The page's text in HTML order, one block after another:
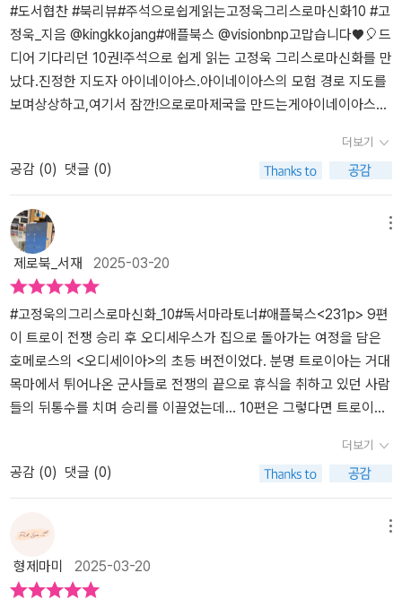
지만 포기하지 않고 앞으로 나아간다. 영웅들이 실수를 할 때 세상에
완벽한 사람은 없음을 알게 되고 위로 받기도 한다. 하지만 실수를 인
정하고 되풀이하지 않기 위해 노력하는 모습은 지금을 살아가는 우리
에게도 필요한 마음이다특히 아이네이아스의 지도자로서의 책임감과
용기있는 모습은 현재를 살아가는 우리에게 진정한 리더의 모습에 대
그리스로마 신화 》에필로그 '인문학의 큰 산, 그리스로마신화' 실려있
다.'그리스로마신화'가 무엇인지, 그 안에 담긴 의미와 가치, 제기되는
문제들 등 우리가 그리스로마신화 를 읽으며 고민해야 봐야한다. 어
린이들은 학습만화로 먼저 그리스로마신화를 접해서 많이 친숙하다.
만화에서 한발 더 나아가 《주석으로 쉽게 읽는 고정욱 그리스로마 신
화》를 함께 읽으면서 좀더 깊게 읽을 수 있으면 좋겠다@visionbnp
에서 좋은 책 보내주셔서 잘 읽었습니다 감사합니다 <출판사로부터
제공받은 책을 읽고 작성한 주관적인 글입니다>
읽기에 정말 좋아요!
#도서협찬 #북리뷰#주석으로쉽게읽는고정욱그리스로마신화10 #고
정욱_지음 @kingkkojang#애플북스 @visionbnp고맙습니다♥🎈드
디어 기다리던 10권!주석으로 쉽게 읽는 고정욱 그리스로마신화를 만
났다.진정한 지도자 아이네이아스.아이네이아스의 모험 경로 지도를
보며상상하고,여기서 잠깐!으로로마제국을 만드는게아이네이아스의
도 좋아하는 그리스로마신화.흥미진진한 이야기와주석이 있어 더 재
밌게 보게 된다.구전으로 전해지는 건국신화를알고,우리나라 건국신
화를 이야기 나누며하르피아이,거인,영웅이 등장하는그리스로마신화
의 매력에 함께 빠져든다.신화이야기와 함께 로마의 역사에도관심가
지게 하는 이야기들이 있어세계사 관심많은 아이들에게 취향저격!마
지막 권의 에필로그를 읽으며다양성과 포용성에 기인한 작가의 이야
기에수긍이 되었다.아이들이 좋아하는 신화를교육적 목적 뿐 아니라
삶의 교훈이 되어 어른이 되어서도 살아가는데도움이 되고,가치를 느
낄 수 있게 한다.유아기에 읽었던 그리스로마신화와는또다른 이해와
넓은 세계관을 보고 느끼게 했다.그리스로마신화를 새롭게 읽으며나
를 이해하고,타인에 대한 이해도도넓어지는 계기가 된다.독서마라톤
으로 만나 의미있게 보고다양한 이야깃거리로 넘치는 시간이었다.고
간책 #독서 #마라톤 #아이네이아스의모험 #독서마라톤 #그리스로
마신화 #고정욱 #고정욱그리스로마신화 #독서습관 #서평단 #서평
#리뷰 #자기주도학습 #놀이육아 #책육아 #강심수정책 #책읽는우리
더보기
공감 (0) 댓글 (0)
제로북_서재 2025-03-20
#고정욱의그리스로마신화_10#독서마라토너#애플북스<231p> 9편
이 트로이 전쟁 승리 후 오디세우스가 집으로 돌아가는 여정을 담은
호메로스의 <오디세이아>의 초등 버전이었다. 분명 트로이아는 거대
목마에서 튀어나온 군사들로 전쟁의 끝으로 휴식을 취하고 있던 사람
들의 뒤통수를 치며 승리를 이끌었는데… 10편은 그렇다면 트로이아
쉼을 택하고 잠들어 있던 밤 홀로 눈을 뜨고 있는 사람이 있었는데 바
로 아키세스였다. 도저히 이길 수 없는 싸움이 시작된 것을 보고 트로
이아를 잇기 위해 탈출하는 일가족. 모두 탈출하면 좋았겠지만 아키
출발했으나, 그 짧은 틈에 바로 그리스에게 붙은 델로스 섬 인간들…
다음 여정은 크레타.. 이번엔 신들이 방해를 하네?결국 정착하려고 결
더보기
공감 (0) 댓글 (0)
형제마미 2025-03-20